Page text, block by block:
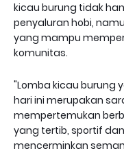
kicau burung tidak
penyaluran hobi,
yang mampu
komunitas.
"Lomba kicau burung
hari ini merupakan
mempertemukan
yang tertib, sportif
mencerminkan